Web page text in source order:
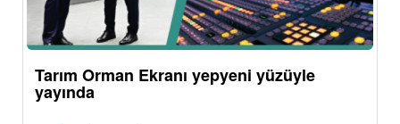
Tarım Orman Ekranı yepyeni yüzüyle
yayında